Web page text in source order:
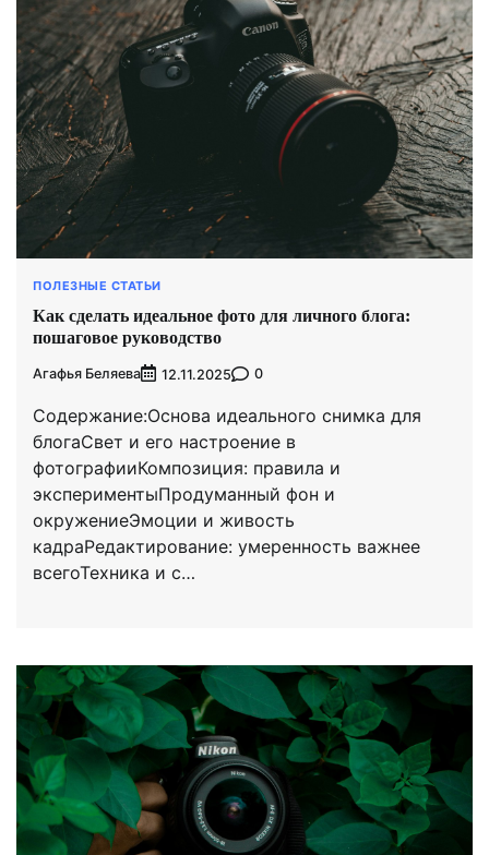
ПОЛЕЗНЫЕ СТАТЬИ
Как сделать идеальное фото для личного блога:
пошаговое руководство
Агафья Беляева 12.11.2025 0
Содержание:Основа идеального снимка для
блогаСвет и его настроение в
фотографииКомпозиция: правила и
экспериментыПродуманный фон и
окружениеЭмоции и живость
кадраРедактирование: умеренность важнее
всегоТехника и с…